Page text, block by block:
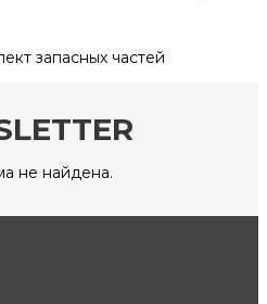
запасных частей
не найдена.